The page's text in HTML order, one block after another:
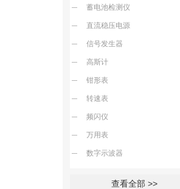
蓄电池检测仪
直流稳压电源
信号发生器
高斯计
钳形表
转速表
频闪仪
万用表
数字示波器
查看全部 >>